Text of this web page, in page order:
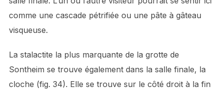
comme une cascade pétrifiée ou une pâte à gâteau
visqueuse.
La stalactite la plus marquante de la grotte de
Sontheim se trouve également dans la salle finale, la
cloche (fig. 34). Elle se trouve sur le côté droit à la fin